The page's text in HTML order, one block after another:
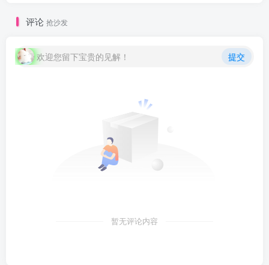
，...-
Yave520-专业
class="lazyload
fit-cover
评论 抢沙发
欢迎您留下宝贵的见解！ 提交
暂无评论内容